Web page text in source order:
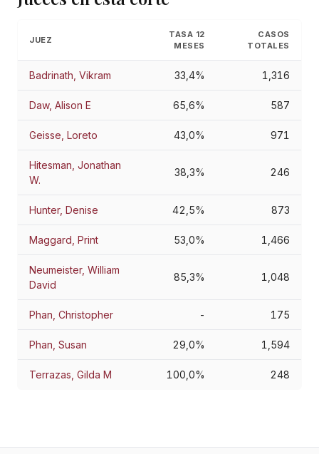
JUEZ
TASA 12
MESES
CASOS
TOTALES
Badrinath, Vikram 33,4% 1,316
Daw, Alison E 65,6% 587
Geisse, Loreto 43,0% 971
Hitesman, Jonathan
W.
38,3% 246
Hunter, Denise 42,5% 873
Maggard, Print 53,0% 1,466
Neumeister, William
David
85,3% 1,048
Phan, Christopher - 175
Phan, Susan 29,0% 1,594
Terrazas, Gilda M 100,0% 248